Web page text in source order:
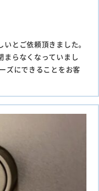
とご依頼頂きました。
まらなくなっていまし
ズにできることをお客